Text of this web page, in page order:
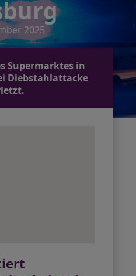
2025
Supermarktes in
Diebstahlattacke